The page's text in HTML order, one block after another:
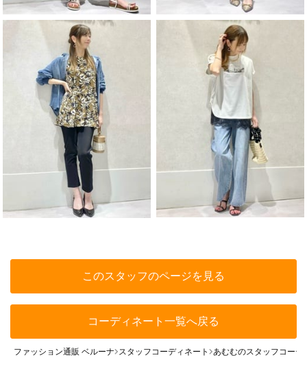
このスタッフのページを見る
コーディネート一覧へ戻る
ファッション通販 ベルーナ スタッフコーディネート あむむのスタッフコーデ